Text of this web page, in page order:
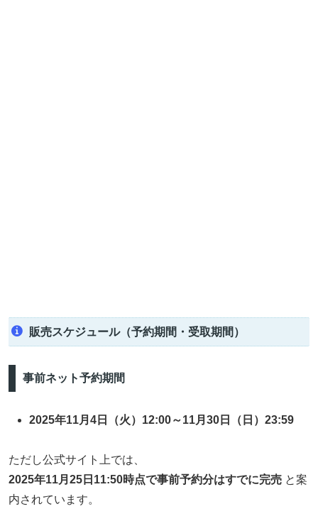
販売スケジュール（予約期間・受取期間）
事前ネット予約期間
2025年11月4日（火）12:00～11月30日（日）23:59
ただし公式サイト上では、
2025年11月25日11:50時点で事前予約分はすでに完売 と案
内されています。